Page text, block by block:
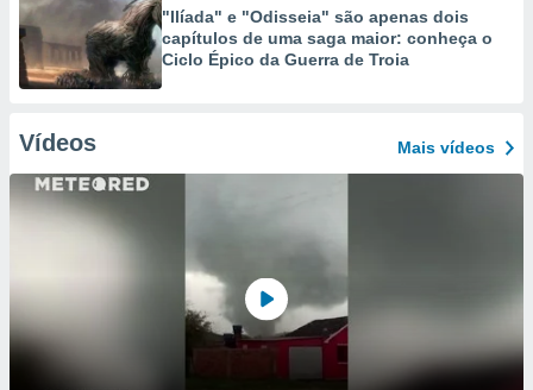
"Ilíada" e "Odisseia" são apenas dois
capítulos de uma saga maior: conheça o
Ciclo Épico da Guerra de Troia
Vídeos Mais vídeos